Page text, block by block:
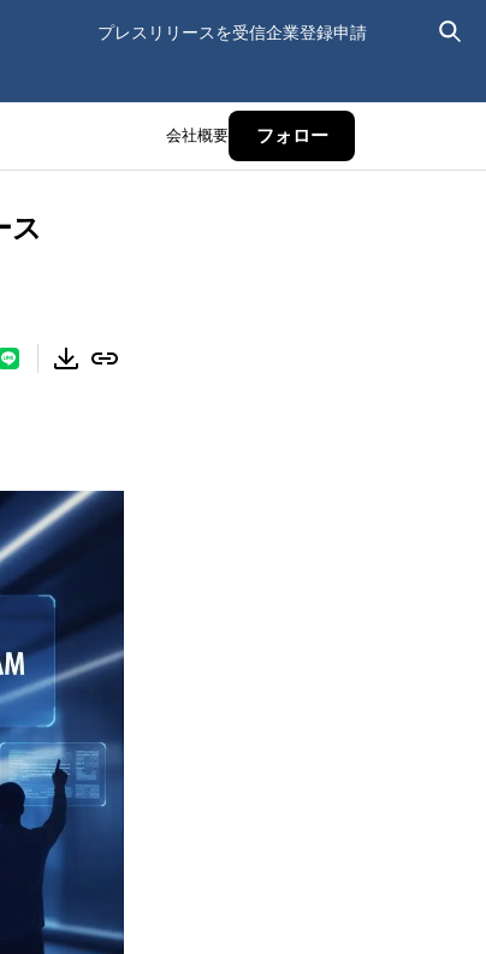
プレスリリースを受信企業登録申請
会社概要 フォロー
ス